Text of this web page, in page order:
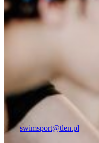
swimsport@tlen.pl